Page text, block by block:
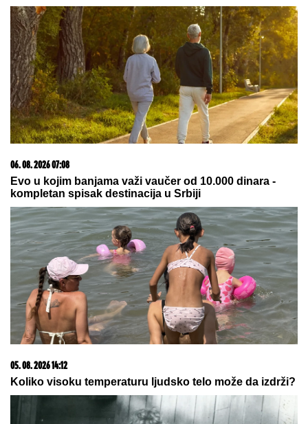
06. 08. 2026 07:08
Evo u kojim banjama važi vaučer od 10.000 dinara -
kompletan spisak destinacija u Srbiji
05. 08. 2026 14:12
Koliko visoku temperaturu ljudsko telo može da izdrži?